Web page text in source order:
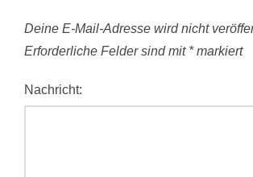
Deine E-Mail-Adresse wird nicht
Erforderliche Felder sind mit *markiert
Nachricht: